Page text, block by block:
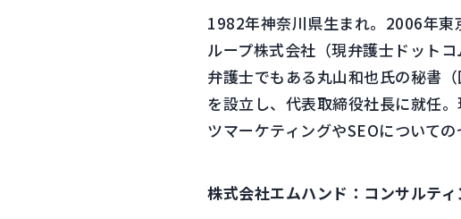
1982年神奈川県生まれ。2006年
ループ株式会社（現弁護士ドット
弁護士でもある丸山和也氏の秘書
を設立し、代表取締役社長に就任
ツマーケティングやSEOについて
株式会社エムハンド：コンサルテ